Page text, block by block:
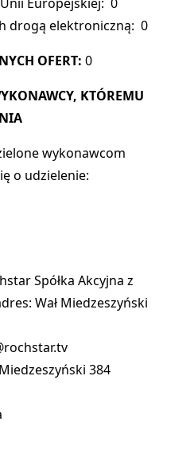
drogą elektroniczną: 0
OFERT: 0
KTÓREMU
wykonawcom
o udzielenie:
Spółka Akcyjna z
Wał Miedzeszyński
384